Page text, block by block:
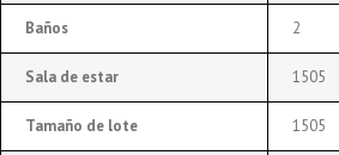
Baños 2
Sala de estar 1505
Tamaño de lote 1505